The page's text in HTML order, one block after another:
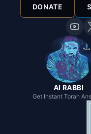
DONATE
AI RABBI
Get Instant Torah